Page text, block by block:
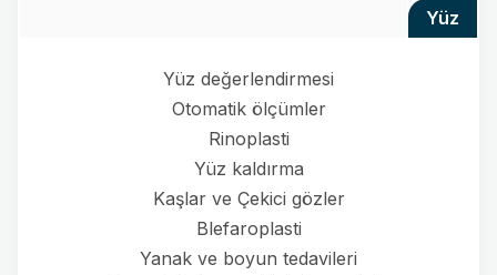
yüz
Yüz değerlendirmesi
Otomatik ölçümler
Rinoplasti
Yüz kaldırma
Kaşlar ve Çekici gözler
Blefaroplasti
Yanak ve boyun tedavileri